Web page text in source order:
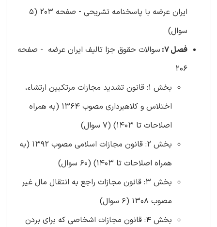
ایران عرضه با پاسخنامه تشریحی - صفحه 203 (5
سوال)
فصل 7:
سوالات حقوق جزا تالیف ایران عرضه - صفحه
206
بخش 1: قانون تشدید مجازات مرتکبین ارتشاء،
اختلاس و کلاهبرداری مصوب 1364 (به همراه
اصلاحات تا 1403) (7 سوال)
بخش 2: قانون مجازات اسلامی مصوب 1392 (به
همراه اصلاحات تا 1403) (60 سوال)
بخش 3: قانون مجازات راجع به انتقال مال غیر
مصوب 1308 (6 سوال)
بخش 4: قانون مجازات اشخاصی که برای بردن